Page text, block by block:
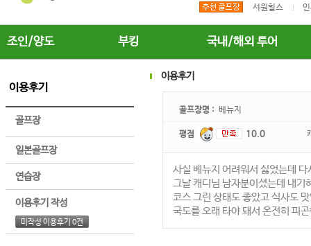
서원힐스
조인/양도 부킹 국내/해외 투어
이용후기
골프장
일본골프장
연습장
이용후기 작성
미작성 이용후기 0건
이용후기
골프장명 : 베뉴지
평점 10.0
사실 베뉴지 어려워서 싫었는데
그날 캐디님 남자분이셨는데 내기
코스 그린 상태도 좋았고 식사도
국도를 오래 타야 돼서 온전히 피